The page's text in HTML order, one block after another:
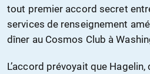
tout premier accord secret
services de renseignement
dîner au Cosmos Club à
L’accord prévoyait que